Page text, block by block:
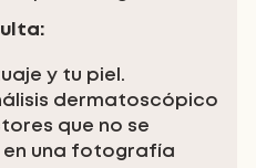
y tu piel.
dermatoscópico
que no se
una fotografía